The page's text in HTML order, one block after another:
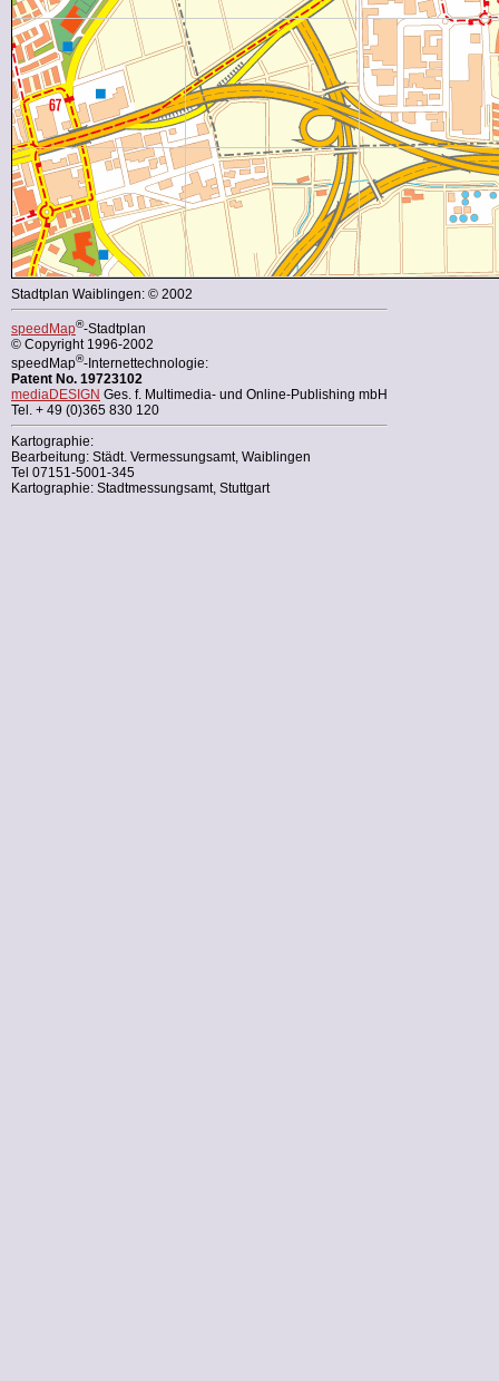
Stadtplan Waiblingen: © 2002
speedMap®-Stadtplan
© Copyright 1996-2002
speedMap®-Internettechnologie:
Patent No. 19723102
mediaDESIGN Ges. f. Multimedia- und Online-Publishing mbH
Tel. + 49 (0)365 830 120
Kartographie:
Bearbeitung: Städt. Vermessungsamt, Waiblingen
Tel 07151-5001-345
Kartographie: Stadtmessungsamt, Stuttgart